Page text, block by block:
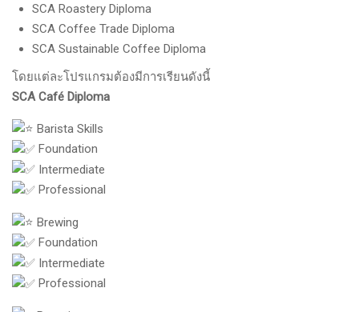
SCA Roastery Diploma
SCA Coffee Trade Diploma
SCA Sustainable Coffee Diploma
โดยแต่ละโปรแกรมต้องมีการเรียนดังนี้
SCA Café Diploma
Barista Skills
Foundation
Intermediate
Professional
Brewing
Foundation
Intermediate
Professional